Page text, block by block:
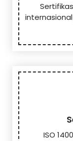
ISO